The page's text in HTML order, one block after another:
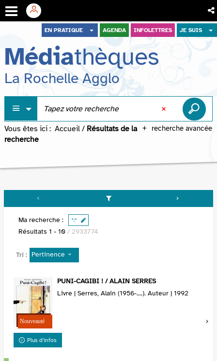
menu
contenu
recherche
EN PRATIQUE AGENDA INFOLETTRES JE SUIS
Médiathèques
La Rochelle Agglo
recherche avancée
Vous êtes ici : Accueil / Résultats de la
recherche
Ma recherche : *:*
Résultats 1 - 10 / 2933774
Tri : Pertinence
PUNI-CAGIBI ! / ALAIN SERRES
Livre | Serres, Alain (1956-....). Auteur | 1992
Plus d'infos